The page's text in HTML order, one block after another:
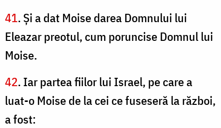
41. Şi a dat Moise darea Domnului lui
Eleazar preotul, cum poruncise Domnul lui
Moise.
42. Iar partea fiilor lui Israel, pe care a
luat-o Moise de la cei ce fuseseră la război,
a fost: